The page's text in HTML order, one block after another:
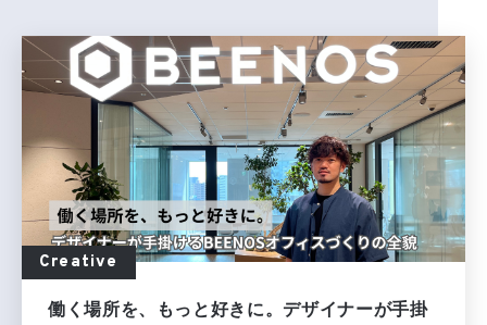
Creative
働く場所を、もっと好きに。デザイナーが手掛